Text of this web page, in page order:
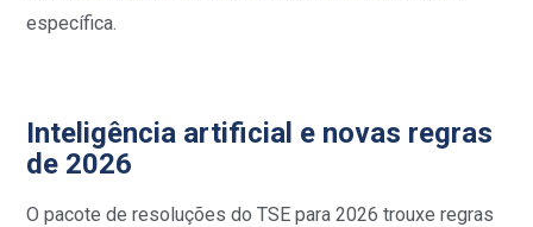
específica.
Inteligência artificial e novas regras
de 2026
O pacote de resoluções do TSE para 2026 trouxe regras